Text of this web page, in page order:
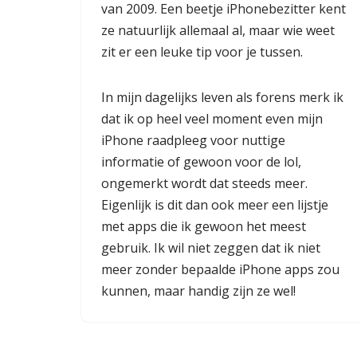
van 2009. Een beetje iPhonebezitter kent
ze natuurlijk allemaal al, maar wie weet
zit er een leuke tip voor je tussen.
In mijn dagelijks leven als forens merk ik
dat ik op heel veel moment even mijn
iPhone raadpleeg voor nuttige
informatie of gewoon voor de lol,
ongemerkt wordt dat steeds meer.
Eigenlijk is dit dan ook meer een lijstje
met apps die ik gewoon het meest
gebruik. Ik wil niet zeggen dat ik niet
meer zonder bepaalde iPhone apps zou
kunnen, maar handig zijn ze wel!